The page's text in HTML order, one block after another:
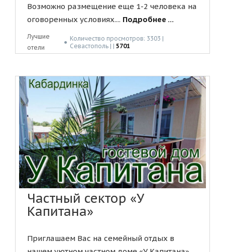
Возможно размещение еще 1-2 человека на
оговоренных условиях.... Подробнее ...
Лучшие
отели
● Количество просмотров: 3303 |
Севастополь | |5701
Частный сектор «У
Капитана»
Приглашаем Вас на семейный отдых в